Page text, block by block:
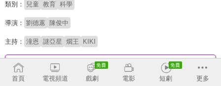
類別： 兒童 教育 科學
導演： 劉德蕙 陳俊中
主持： 潼恩 謎亞星 爓王 KIKI
收回
首頁
電視頻道 戲劇 電影 短劇 更多